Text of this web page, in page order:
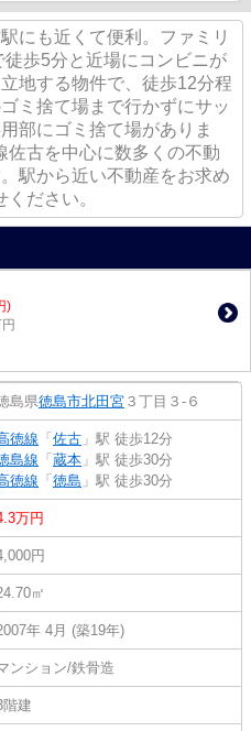
にも近くて便利。ファミリ
歩5分と近場にコンビニが
地する物件で、徒歩12分程
ミ捨て場まで行かずにサッ
部にゴミ捨て場がありま
古を中心に数多くの不動
駅から近い不動産をお求め
ださい。
)
島県徳島市北田宮 ３丁目３-６
徳線 「 佐古 」駅 徒歩12分
島線 「 蔵本 」駅 徒歩30分
徳線 「 徳島 」駅 徒歩30分
万円
円
㎡
年 4月 (築19年)
ンション/鉄骨造
階建